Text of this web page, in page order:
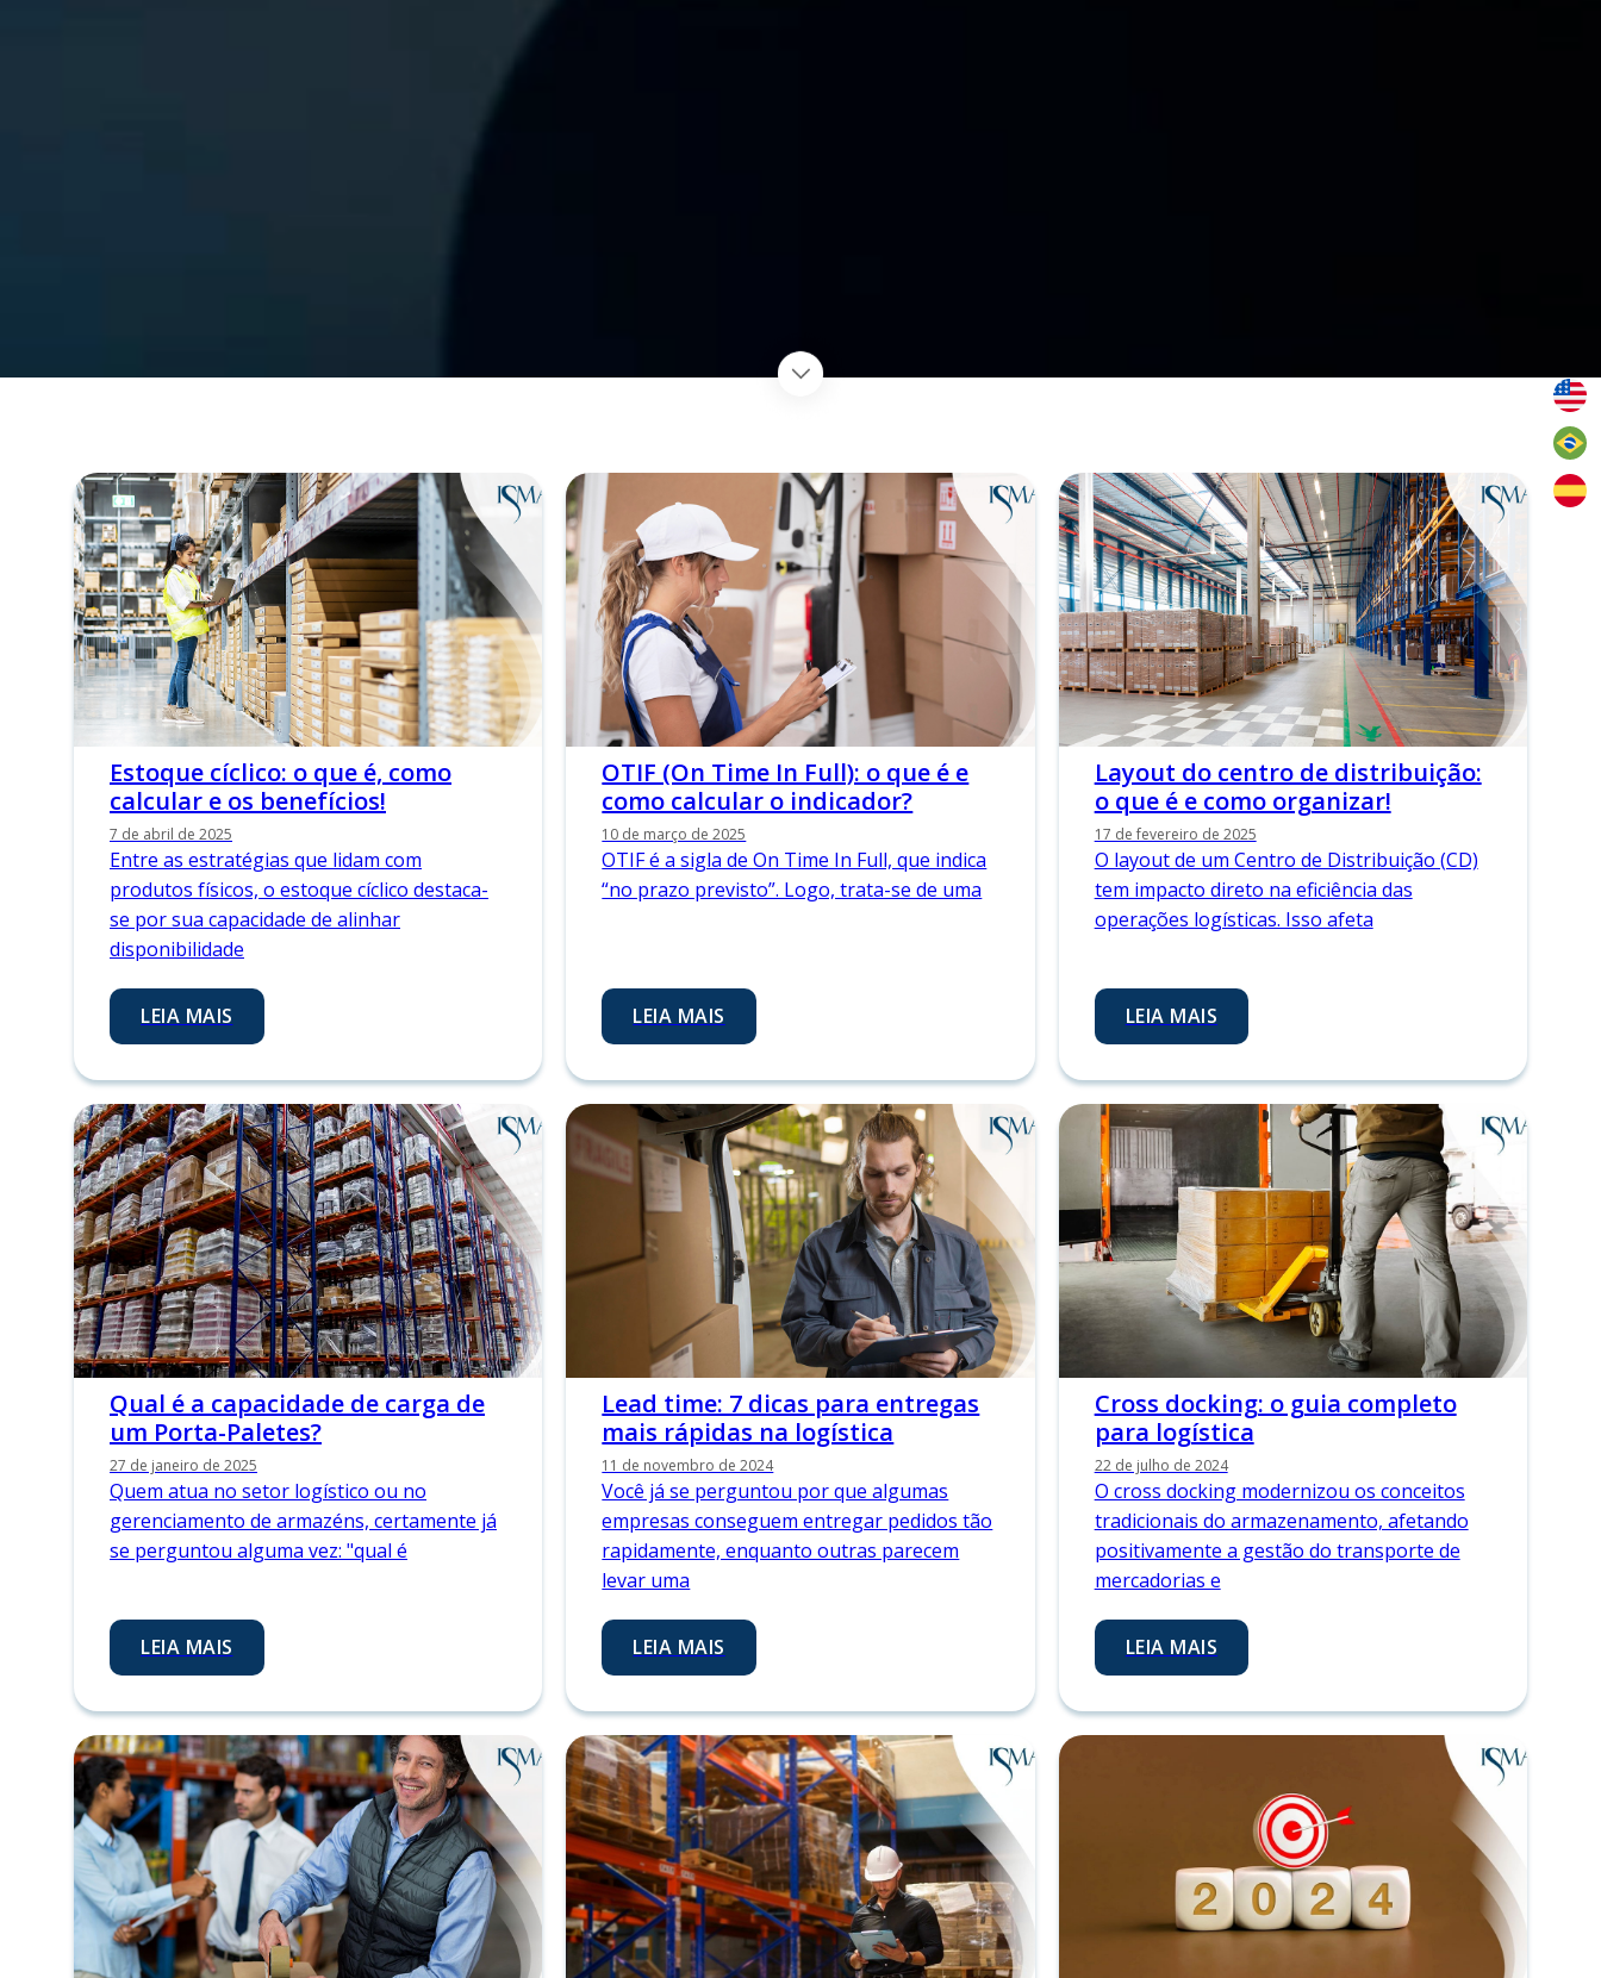
Estoque cíclico: o que é, como
calcular e os benefícios!
7 de abril de 2025
Entre as estratégias que lidam com
produtos físicos, o estoque cíclico destaca-
se por sua capacidade de alinhar
disponibilidade
LEIA MAIS
OTIF (On Time In Full): o que é e
como calcular o indicador?
10 de março de 2025
OTIF é a sigla de On Time In Full, que indica
“no prazo previsto”. Logo, trata-se de uma
LEIA MAIS
Layout do centro de distribuição:
o que é e como organizar!
17 de fevereiro de 2025
O layout de um Centro de Distribuição (CD)
tem impacto direto na eficiência das
operações logísticas. Isso afeta
LEIA MAIS
Qual é a capacidade de carga de
um Porta-Paletes?
27 de janeiro de 2025
Quem atua no setor logístico ou no
gerenciamento de armazéns, certamente já
se perguntou alguma vez: "qual é
LEIA MAIS
Lead time: 7 dicas para entregas
mais rápidas na logística
11 de novembro de 2024
Você já se perguntou por que algumas
empresas conseguem entregar pedidos tão
rapidamente, enquanto outras parecem
levar uma
LEIA MAIS
Cross docking: o guia completo
para logística
22 de julho de 2024
O cross docking modernizou os conceitos
tradicionais do armazenamento, afetando
positivamente a gestão do transporte de
mercadorias e
LEIA MAIS